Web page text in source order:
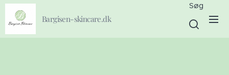
Bargisen-skincare.dk
Søg